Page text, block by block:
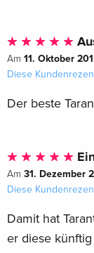
Standard Edition
Französisch
Collector's Edition,
Neuauflage
Italienisch
Italienisch
Am 11. Oktober
Diese
Der beste
Am 31. Dezember
Diese
Damit hat
er diese